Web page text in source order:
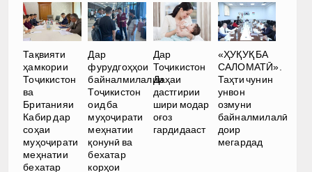
Тақвияти
ҳамкории
Тоҷикистон
ва
Британияи
Кабир дар
соҳаи
муҳоҷирати
меҳнатии
бехатар
Дар
фурудгоҳҳои
байналмилалии
Тоҷикистон
оид ба
муҳоҷирати
меҳнатии
қонунӣ ва
бехатар
корҳои
Дар
Тоҷикистон
Даҳаи
дастгирии
шири модар
оғоз
гардидааст
«ҲУҚУҚ БА
САЛОМАТӢ».
Таҳти чунин
унвон
озмуни
байналмилалӣ
доир
мегардад